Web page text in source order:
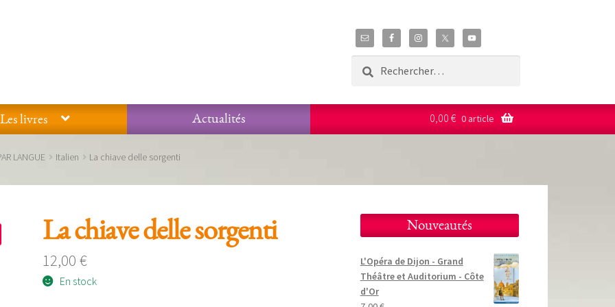
Les livres
Actualités
0,00 € 0 article
LANGUE Italien La chiave delle sorgenti
La chiave delle sorgenti
12,00€
En stock
Nouveautés
L'Opéra de Dijon - Grand
Théâtre et Auditorium - Côte
d'Or